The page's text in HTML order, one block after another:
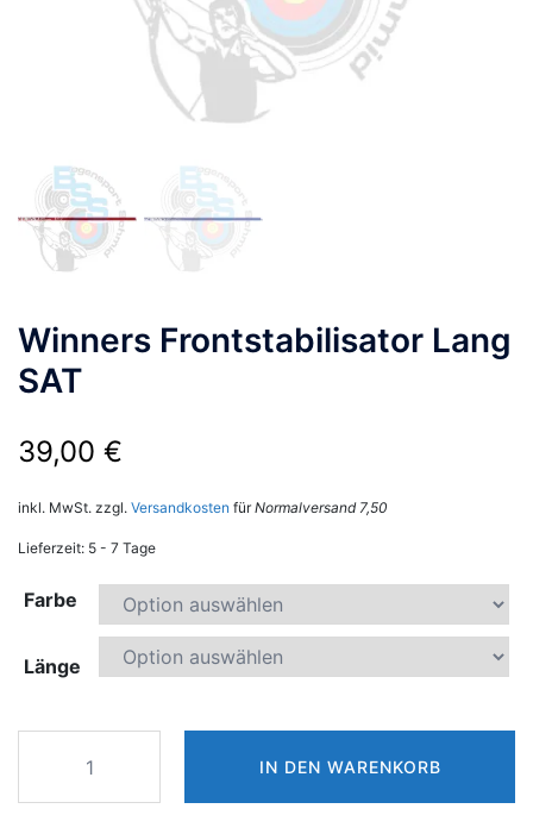
Winners Frontstabilisator Lang
SAT
39,00 €
inkl. MwSt. zzgl. Versandkosten fürNormalversand 7,50
Lieferzeit: 5 - 7 Tage
Farbe
Länge
Frontstabilisator
Lang
IN DEN WARENKORB